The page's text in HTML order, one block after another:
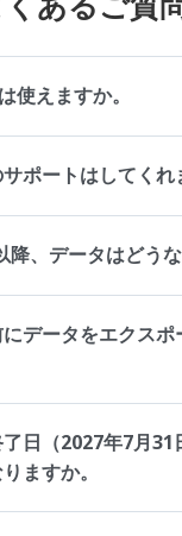
使えますか。
ポートはしてくれ
、データはどうな
データをエクスポ
日（2027年7月31
ますか。